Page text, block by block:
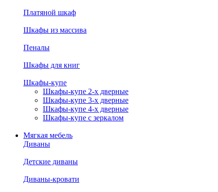
Платяной шкаф
Шкафы из массива
Пеналы
Шкафы для книг
Шкафы-купе
Шкафы-купе 2-х дверные
Шкафы-купе 3-х дверные
Шкафы-купе 4-х дверные
Шкафы-купе с зеркалом
Мягкая мебель
Диваны
Детские диваны
Диваны-кровати